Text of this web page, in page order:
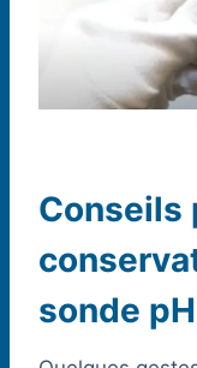
Conseils
sonde pH